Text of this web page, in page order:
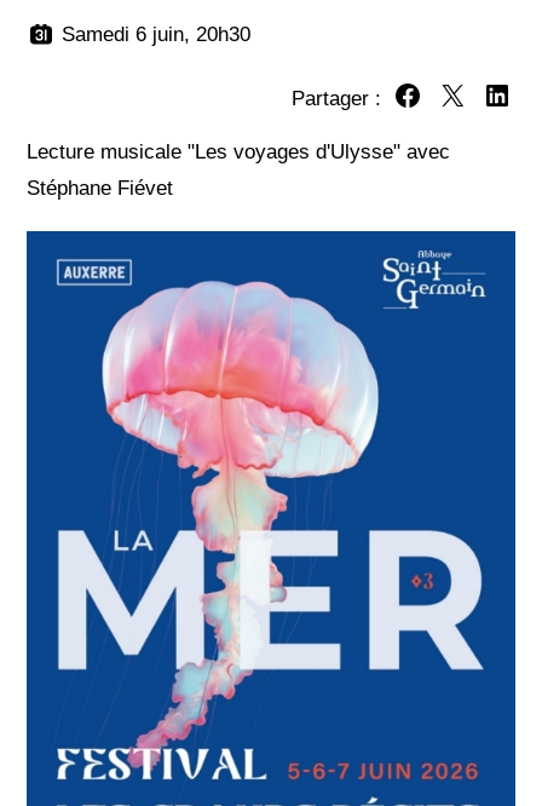
Samedi 6 juin, 20h30
Partager :
Partager sur
Partager
Lecture musicale "Les voyages d'Ulysse" avec
Stéphane Fiévet